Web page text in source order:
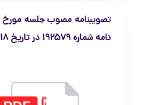
نامه شماره ۱۹۲۵۷۹ در تاریخ ۱۴۰۱۱۰۱۸